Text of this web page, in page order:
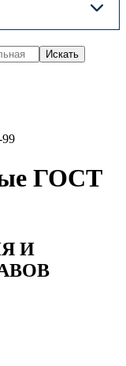
Искать
ГОСТ
И